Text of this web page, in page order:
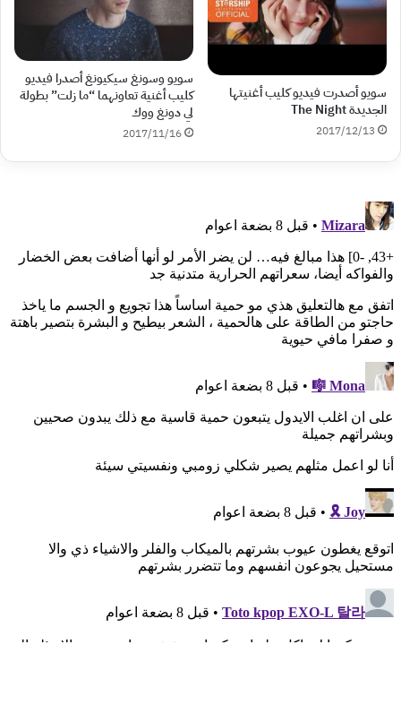
سويو أصدرت فيديو كليب أغنيتها
الجديدة The Night
2017/12/13
سويو وسونغ سيكيونغ أصدرا فيديو
كليب أغنية تعاونهما “ما زلت” بطولة
لي دونغ ووك
2017/11/16